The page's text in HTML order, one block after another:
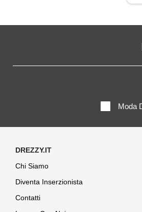
Moda
Chi Siamo
Diventa Inserzionista
Contatti